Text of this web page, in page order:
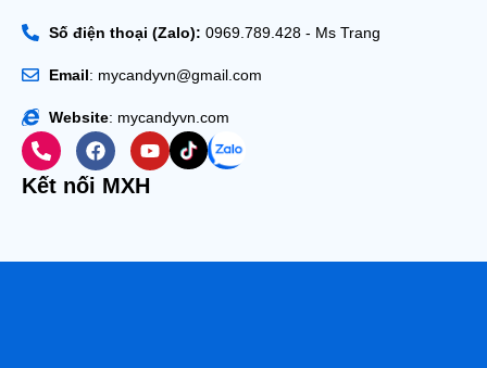
Số điện thoại (Zalo): 0969.789.428 - Ms Trang
Email: mycandyvn@gmail.com
Website: mycandyvn.com
Kết nối MXH